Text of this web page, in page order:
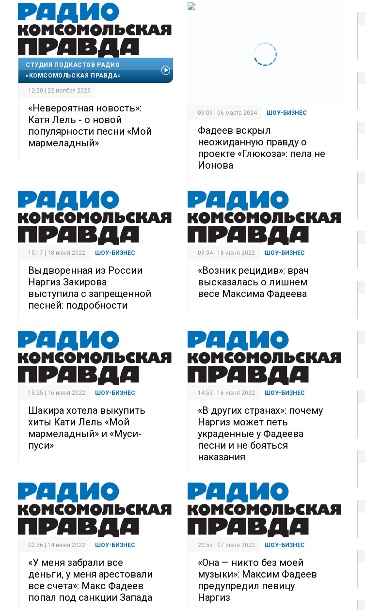
СТУДИЯ ПОДКАСТОВ РАДИО
«КОМСОМОЛЬСКАЯ ПРАВДА»
12:50 | 22 ноября 2023
«Невероятная новость»:
Катя Лель - о новой
популярности песни «Мой
мармеладный»
09:09 | 06 марта 2024 ШОУ-БИЗНЕС
Фадеев вскрыл
неожиданную правду о
проекте «Глюкоза»: пела не
Ионова
15:17 | 18 июня 2022 ШОУ-БИЗНЕС
Выдворенная из России
Наргиз Закирова
выступила с запрещенной
песней: подробности
09:34 | 18 июня 2022 ШОУ-БИЗНЕС
«Возник рецидив»: врач
высказалась о лишнем
весе Максима Фадеева
15:25 | 16 июня 2022 ШОУ-БИЗНЕС
Шакира хотела выкупить
хиты Кати Лель «Мой
мармеладный» и «Муси-
пуси»
14:53 | 16 июня 2022 ШОУ-БИЗНЕС
«В других странах»: почему
Наргиз может петь
украденные у Фадеева
песни и не бояться
наказания
02:36 | 14 июня 2022 ШОУ-БИЗНЕС
«У меня забрали все
деньги, у меня арестовали
все счета»: Макс Фадеев
попал под санкции Запада
20:55 | 07 июня 2022 ШОУ-БИЗНЕС
«Она — никто без моей
музыки»: Максим Фадеев
предупредил певицу
Наргиз